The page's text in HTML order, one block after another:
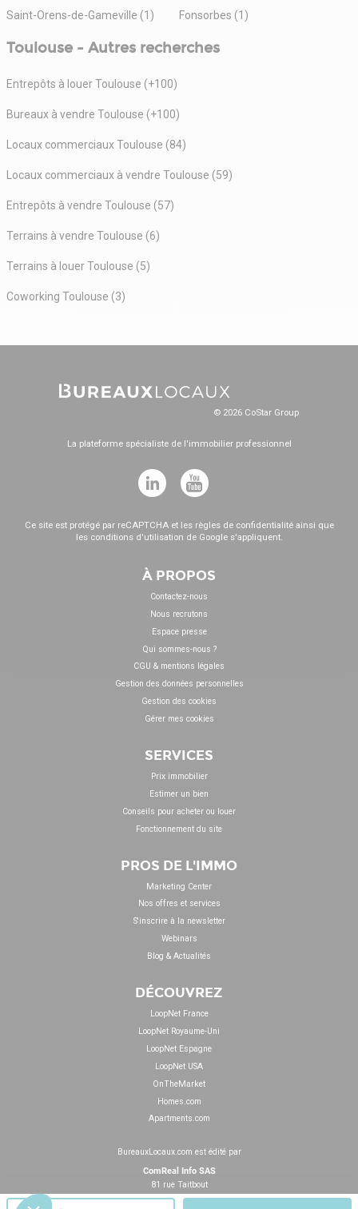
Saint-Orens-de-Gameville (1) Fonsorbes (1)
Toulouse - Autres recherches
Entrepôts à louer Toulouse (+100)
Bureaux à vendre Toulouse (+100)
Locaux commerciaux Toulouse (84)
Locaux commerciaux à vendre Toulouse (59)
Entrepôts à vendre Toulouse (57)
Terrains à vendre Toulouse (6)
Terrains à louer Toulouse (5)
Coworking Toulouse (3)
© 2026 CoStar Group
La plateforme spécialiste de l'immobilier professionnel
Ce site est protégé par reCAPTCHA et les règles de confidentialitéainsi que
les conditions d'utilisation de Google s'appliquent.
À PROPOS
Contactez-nous
Nous recrutons
Espace presse
Qui sommes-nous ?
CGU & mentions légales
Gestion des données personnelles
Gestion des cookies
Gérer mes cookies
SERVICES
Prix immobilier
Estimer un bien
Conseils pour acheter ou louer
Fonctionnement du site
PROS DE L'IMMO
Marketing Center
Nos offres et services
S'inscrire à la newsletter
Webinars
Blog & Actualités
DÉCOUVREZ
LoopNet France
LoopNet Royaume-Uni
LoopNet Espagne
LoopNet USA
OnTheMarket
Homes.com
Apartments.com
BureauxLocaux.com est édité par
ComReal Info SAS
81 rue Taitbout
75009 Paris